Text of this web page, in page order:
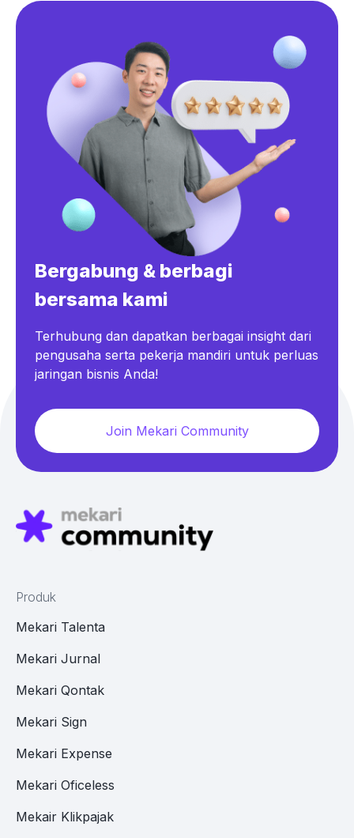
Bergabung & berbagi
bersama kami
Terhubung dan dapatkan berbagai insight dari
pengusaha serta pekerja mandiri untuk perluas
jaringan bisnis Anda!
Join Mekari Community
Produk
Mekari Talenta
Mekari Jurnal
Mekari Qontak
Mekari Sign
Mekari Expense
Mekari Oficeless
Mekair Klikpajak